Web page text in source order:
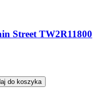
Street TW2R11800
do koszyka